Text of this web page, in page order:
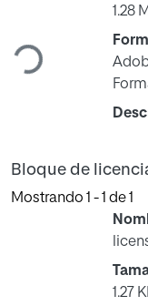
Cargando...
1.28
Bloque de
Mostrando 1 - 1 de 1
1.27